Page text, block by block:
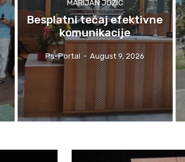
MARIJAN JOZIĆ
Besplatni tečaj efektivne
komunikacije
Ps-Portal - August 9, 2026